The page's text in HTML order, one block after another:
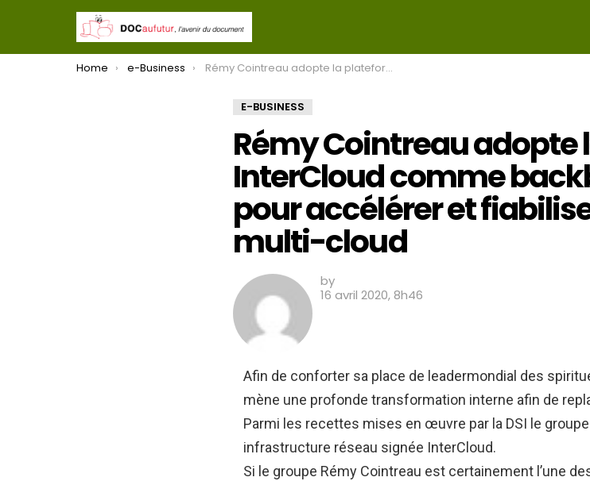
You are here:
Home e-Business Rémy Cointreau adopte la plateforme InterCloud comme backbone mondial pour accélérer et fiabiliser ses usages multi-cloud
E-BUSINESS
Rémy Cointreau
InterCloud comme
pour accélérer et
multi-cloud
by
16 avril 2020, 8h46
Afin de conforter sa place de leadermondial des
mène une profonde transformation interne afin de
Parmi les recettes mises en œuvre par la DSI le
infrastructure réseau signée InterCloud.
Si le groupe Rémy Cointreau est certainement l’une